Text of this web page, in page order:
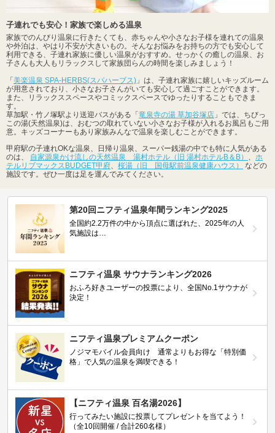
子連れでも安心！家族で楽しめる温泉
家族でのんびり温泉に行きたくても、赤ちゃんや小さなお子様を連れての温泉
や外泊は、やはり不安が大きいもの。そんなお悩みをお持ちの方でも安心して
利用できる、子連れ家族に優しい温泉がおすすめ。せっかくの癒しの温泉、お
子さんも大人もリラックスして家族団らんの時間を楽しみましょう！
「美楽温泉 SPA-HERBS(スパハーブス) 」は、子連れ家族に嬉しいキッズルーム
が用意されており、小さなお子さんがいても安心して過ごすことができます。
また、リラックススペースやコミックスペースでゆったりすることもできま
す。
草加駅・竹ノ塚駅より送迎バスがある「竜泉寺の湯 草加谷塚店 」では、ちびっ
この湯(天然温泉)は、おむつの取れていない小さなお子様が入れるお風呂もご用
意。キッズコーナーもあり家族みんなで温泉を楽しむことができます。
甲府駅の子連れOKな温泉、日帰り温泉、スーパー銭湯の中でも特に人気がある
のは、 自家源泉かけ流しの天然温泉 湯村ホテル（旧 湯村ホテルB＆B）
ホ
テルリブマックスBUDGET甲府
桜湯（旧 国母駅前温泉健康ハウス）
などの
施設です。ぜひ一度は足を運んでみてください。
第20回ニフティ温泉年間ランキング2025
全国約2.2万件の中から頂点に選ばれた、2025年の人
気施設は…
ニフティ温泉 サウナランキング2026
おふろ好きユーザーの投票により、全国No.1サウナが
決定！
ニフティ温泉プレミアムクーポン
ノジマモバイル会員向け 通常よりもお得な「特別価
格」で人気の温泉を満喫できる！
【ニフティ温泉 百名湯2026】
行ってみたい施設に投票してプレゼントを当てよう！
（全10回開催 / 合計260名様）